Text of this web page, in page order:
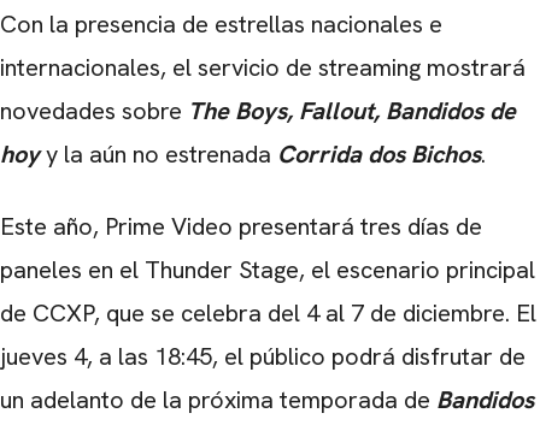
Con la presencia de estrellas nacionales e
internacionales, el servicio de streaming mostrará
novedades sobre The Boys, Fallout, Bandidos de
hoyy la aún no estrenada Corrida dos Bichos.
Este año, Prime Video presentará tres días de
paneles en el Thunder Stage, el escenario principal
de CCXP, que se celebra del 4 al 7 de diciembre. El
jueves 4, a las 18:45, el público podrá disfrutar de
un adelanto de la próxima temporada de Bandidos